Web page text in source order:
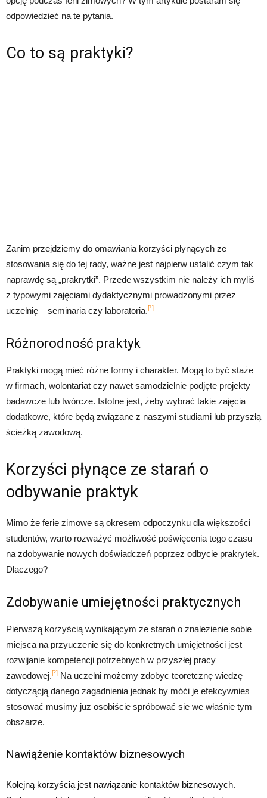
odpowiedzieć na te pytania.
Co to są praktyki?
Zanim przejdziemy do omawiania korzyści płynących ze
stosowania się do tej rady, ważne jest najpierw ustalić czym tak
naprawdę są „prakrytki”. Przede wszystkim nie należy ich myliś
z typowymi zajęciami dydaktycznymi prowadzonymi przez
uczelnię – seminaria czy laboratoria.[¹]
Różnorodność praktyk
Praktyki mogą mieć różne formy i charakter. Mogą to być staże
w firmach, wolontariat czy nawet samodzielnie podjęte projekty
badawcze lub twórcze. Istotne jest, żeby wybrać takie zajęcia
dodatkowe, które będą związane z naszymi studiami lub przyszłą
ścieżką zawodową.
Korzyści płynące ze starań o
odbywanie praktyk
Mimo że ferie zimowe są okresem odpoczynku dla większości
studentów, warto rozważyć możliwość poświęcenia tego czasu
na zdobywanie nowych doświadczeń poprzez odbycie prakrytek.
Dlaczego?
Zdobywanie umiejętności praktycznych
Pierwszą korzyścią wynikającym ze starań o znalezienie sobie
miejsca na przyuczenie się do konkretnych umięjetności jest
rozwijanie kompetencji potrzebnych w przyszłej pracy
zawodowej.[²] Na uczelni możemy zdobyc teoretcznę wiedzę
dotyczącją danego zagadnienia jednak by móći je efekcywnies
stosować musimy juz osobiście spróbować sie we właśnie tym
obszarze.
Nawiążenie kontaktów biznesowych
Kolejną korzyścią jest nawiązanie kontaktów biznesowych.